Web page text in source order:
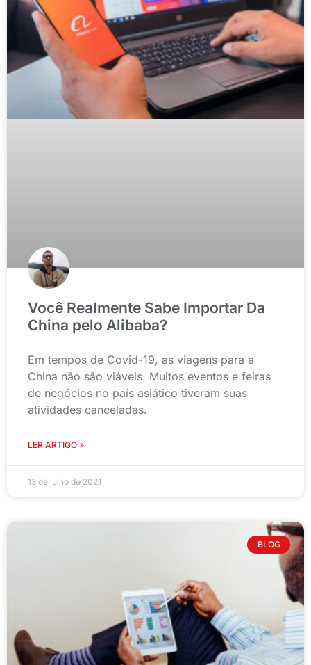
Você Realmente Sabe Importar Da
China pelo Alibaba?
Em tempos de Covid-19, as viagens para a
China não são viáveis. Muitos eventos e feiras
de negócios no país asiático tiveram suas
atividades canceladas.
LER ARTIGO »
13 de julho de 2021
BLOG